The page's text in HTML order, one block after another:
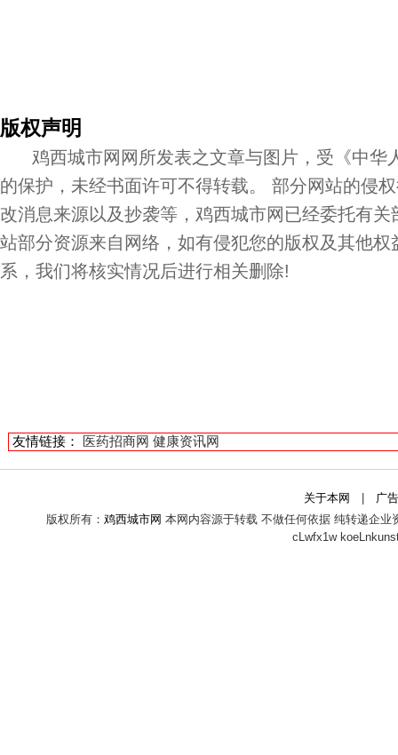
版权声明
鸡西城市网网所发表之文章与图片，受《中华
的保护，未经书面许可不得转载。 部分网站的侵
改消息来源以及抄袭等，鸡西城市网已经委托有
站部分资源来自网络，如有侵犯您的版权及其他权
系，我们将核实情况后进行相关删除!
友情链接： 医药招商网 健康资讯网
关于本网
广
版权所有： 鸡西城市网 本网内容源于转载 不做任何依据 纯转递企
cLwfx1w